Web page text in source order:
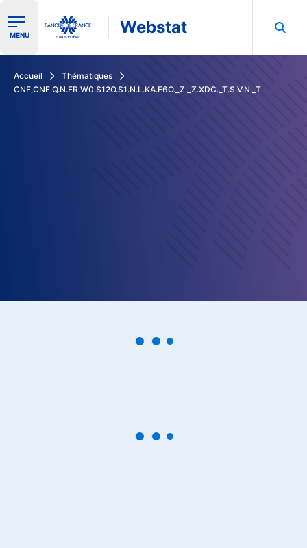
Ouvrir le menu de navigation
MENU Webstat
Accueil
Thématiques
CNF,CNF.Q.N.FR.W0.S12O.S1.N.L.KA.F6O._Z._Z.XDC._T.S.V.N._T